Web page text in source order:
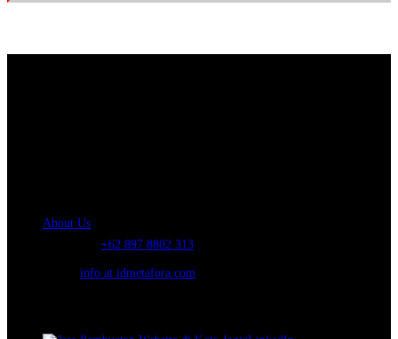
About Us
+62 897 8802 313
info at idmetafora.com